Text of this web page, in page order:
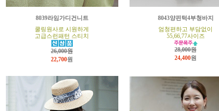
8039라임가디건니트
쿨링원사로 시원하게
고급스런패턴 스티치
26,000원
22,700원
8043양핀턱4부청바지
엄청편하고 부담없이
55,66,77사이즈
28,000원
24,400원